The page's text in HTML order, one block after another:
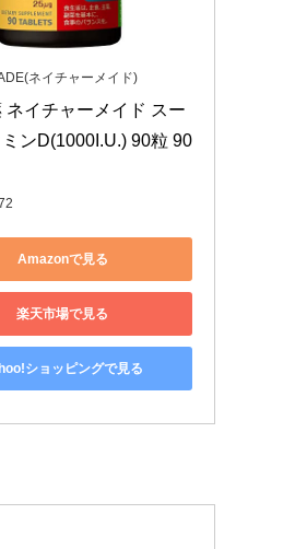
ネイチャーメイド)
ネイチャーメイド スー
ンD(1000I.U.) 90粒 90
Amazonで見る
楽天市場で見る
ショッピングで見る